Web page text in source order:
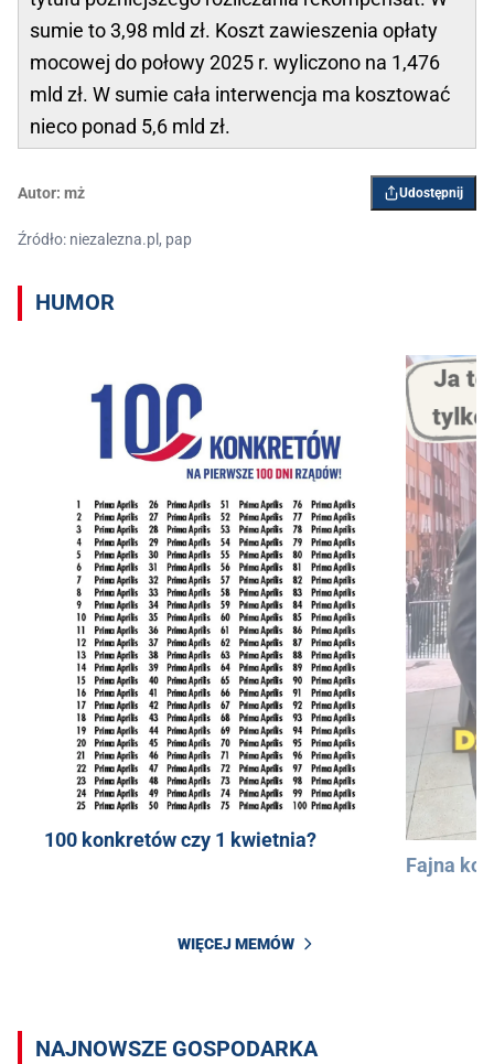
sumie to 3,98 mld zł. Koszt zawieszenia opłaty
mocowej do połowy 2025 r. wyliczono na 1,476
mld zł. W sumie cała interwencja ma kosztować
nieco ponad 5,6 mld zł.
Autor: mż Udostępnij
Źródło: niezalezna.pl, pap
HUMOR
100 konkretów czy 1 kwietnia?
Fajna
WIĘCEJ MEMÓW
NAJNOWSZE GOSPODARKA